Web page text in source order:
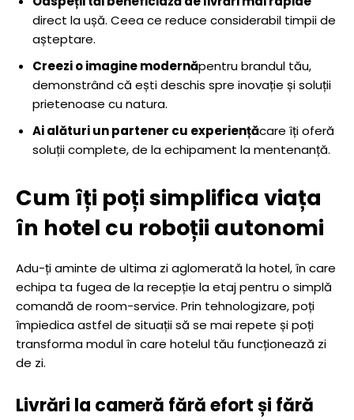
direct la ușă. Ceea ce reduce considerabil timpii de
așteptare.
Creezi o imagine modernăpentru brandul tău,
demonstrând că ești deschis spre inovație și soluții
prietenoase cu natura.
Ai alături un partener cu experiențăcare îți oferă
soluții complete, de la echipament la mentenanță.
Cum îți poți simplifica viața
în hotel cu roboții autonomi
Adu-ți aminte de ultima zi aglomerată la hotel, în care
echipa ta fugea de la recepție la etaj pentru o simplă
comandă de room-service. Prin tehnologizare, poți
împiedica astfel de situații să se mai repete și poți
transforma modul în care hotelul tău funcționează zi
de zi.
Livrări la cameră fără efort și fără